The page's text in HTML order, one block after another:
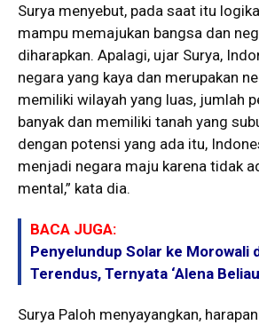
Surya menyebut, pada saat itu
mampu memajukan bangsa dan
diharapkan. Apalagi, ujar Surya,
negara yang kaya dan merupakan
memiliki wilayah yang luas, jumlah
banyak dan memiliki tanah yang
dengan potensi yang ada itu,
menjadi negara maju karena tidak
mental,” kata dia.
BACA JUGA:
Penyelundup Solar ke Morowali
Terendus, Ternyata ‘Alena
Surya Paloh menyayangkan,